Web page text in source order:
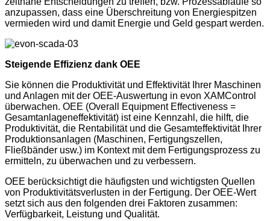
anzupassen, dass eine Überschreitung von Energiespitzen
vermieden wird und damit Energie und Geld gespart werden.
Steigende Effizienz dank OEE
Sie können die Produktivität und Effektivität Ihrer Maschinen
und Anlagen mit der OEE-Auswertung in evon XAMControl
überwachen. OEE (Overall Equipment Effectiveness =
Gesamtanlageneffektivität) ist eine Kennzahl, die hilft, die
Produktivität, die Rentabilität und die Gesamteffektivität Ihrer
Produktionsanlagen (Maschinen, Fertigungszellen,
Fließbänder usw.) im Kontext mit dem Fertigungsprozess zu
ermitteln, zu überwachen und zu verbessern.
OEE berücksichtigt die häufigsten und wichtigsten Quellen
von Produktivitätsverlusten in der Fertigung. Der OEE-Wert
setzt sich aus den folgenden drei Faktoren zusammen:
Verfügbarkeit, Leistung und Qualität.